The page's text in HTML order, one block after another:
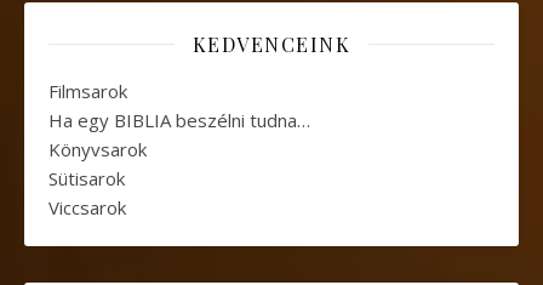
KEDVENCEINK
Filmsarok
Ha egy BIBLIA beszélni tudna…
Könyvsarok
Sütisarok
Viccsarok